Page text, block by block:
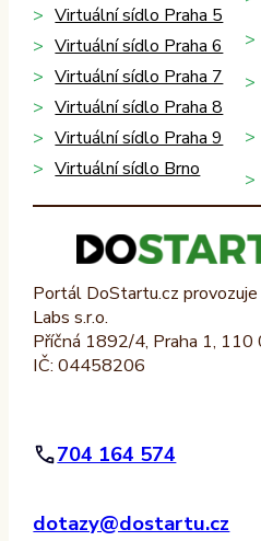
Virtuální sídlo Praha 5
Virtuální sídlo Praha 6
Virtuální sídlo Praha 7
Virtuální sídlo Praha 8
Virtuální sídlo Praha 9
Virtuální sídlo Brno
Portál DoStartu.cz
Labs s.r.o.
Příčná 1892/4, Praha 1, 110
IČ: 04458206
704 164 574
dotazy@dostartu.cz